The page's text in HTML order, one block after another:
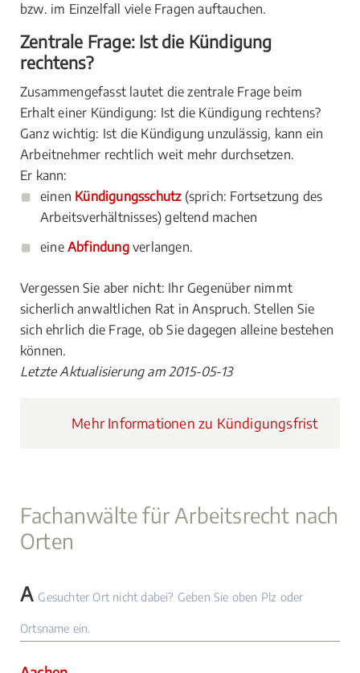
bzw. im Einzelfall viele Fragen auftauchen.
Zentrale Frage: Ist die Kündigung
rechtens?
Zusammengefasst lautet die zentrale Frage beim
Erhalt einer Kündigung: Ist die Kündigung rechtens?
Ganz wichtig: Ist die Kündigung unzulässig, kann ein
Arbeitnehmer rechtlich weit mehr durchsetzen.
Er kann:
einen Kündigungsschutz(sprich: Fortsetzung des
Arbeitsverhältnisses) geltend machen
eine Abfindungverlangen.
Vergessen Sie aber nicht: Ihr Gegenüber nimmt
sicherlich anwaltlichen Rat in Anspruch. Stellen Sie
sich ehrlich die Frage, ob Sie dagegen alleine bestehen
können.
Letzte Aktualisierung am 2015-05-13
Mehr Informationen zu Kündigungsfrist
Fachanwälte für Arbeitsrecht nach
Orten
A Gesuchter Ort nicht dabei? Geben Sie oben Plz oder
Ortsname ein.